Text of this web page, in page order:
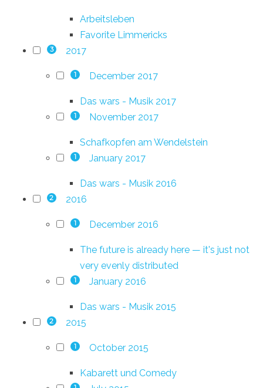
Arbeitsleben
Favorite Limmericks
3 2017
1 December 2017
Das wars - Musik 2017
1 November 2017
Schafkopfen am Wendelstein
1 January 2017
Das wars - Musik 2016
2 2016
1 December 2016
The future is already here — it's just not
very evenly distributed
1 January 2016
Das wars - Musik 2015
2 2015
1 October 2015
Kabarett und Comedy